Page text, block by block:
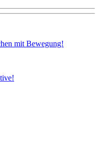
mit Bewegung!